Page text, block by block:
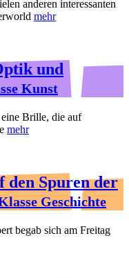
anderen interessanten
mehr
und
Kunst
Brille, die auf
mehr
Spuren der
Geschichte
begab sich am Freitag